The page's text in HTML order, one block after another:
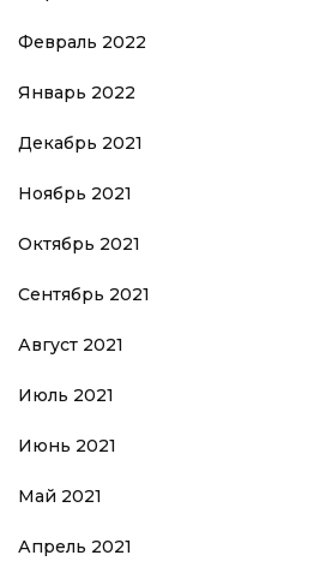
Февраль 2022
Январь 2022
Декабрь 2021
Ноябрь 2021
Октябрь 2021
Сентябрь 2021
Август 2021
Июль 2021
Июнь 2021
Май 2021
Апрель 2021